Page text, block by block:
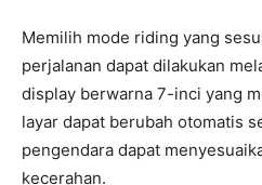
Memilih mode riding yang
perjalanan dapat dilakukan
display berwarna 7-inci yang
layar dapat berubah otomatis
pengendara dapat
kecerahan.